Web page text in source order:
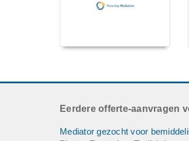
Eerdere offerte-aanvragen
Mediator gezocht voor